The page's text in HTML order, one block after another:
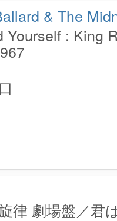
& The
Yourself : King
律 劇場盤／君